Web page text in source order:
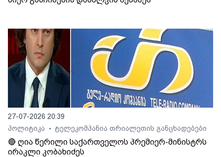
27-07-2026 20:39
პოლიტიკა
• ტელეკომპანია თრიალეთის განცხადებები
🔴 ღია წერილი საქართველოს პრემიერ-მინისტრს
ირაკლი კობახიძეს